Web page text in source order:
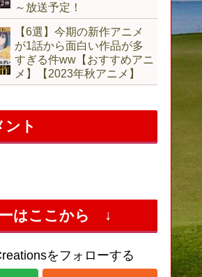
～放送予定！
【6選】今期の新作アニメ
が1話から面白い作品が多
すぎる件ww【おすすめアニ
メ】【2023年秋アニメ】
ント
はここから ↓
をフォローする